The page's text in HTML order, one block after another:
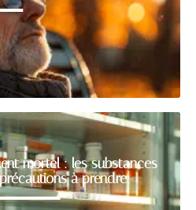
mortel : les substances
à prendre